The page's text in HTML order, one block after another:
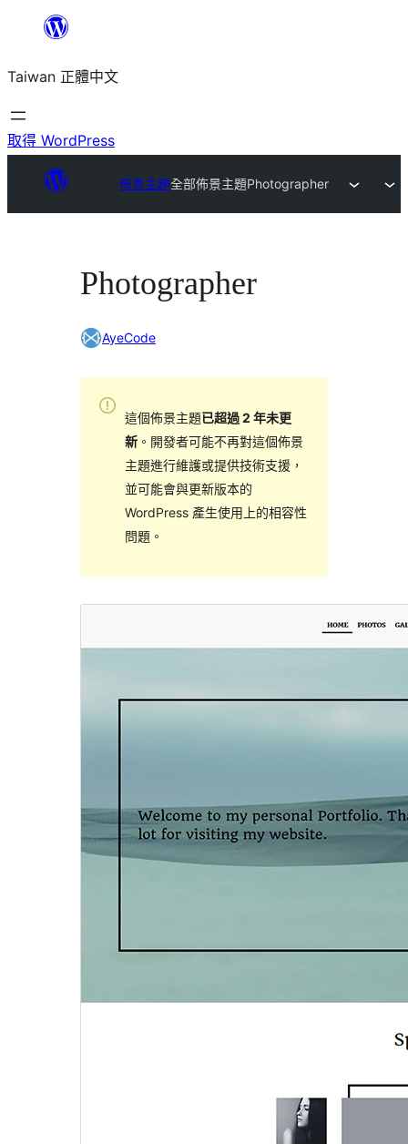
主
要
內
Taiwan 正體中文
取得 WordPress
佈景主題全部佈景主題Photographer
Photographer
AyeCode
這個佈景主題已超過 2 年未更
新。開發者可能不再對這個佈景
主題進行維護或提供技術支援，
並可能會與更新版本的
WordPress 產生使用上的相容性
問題。